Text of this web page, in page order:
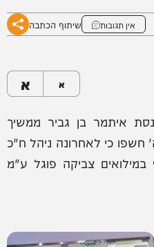
אין תגובות שיתוף הכתבה
א א
איתמר בן גביר ממשיך
חשפו כי לאחרונה ניהל ח"כ
צביקה פוגל ע"מ